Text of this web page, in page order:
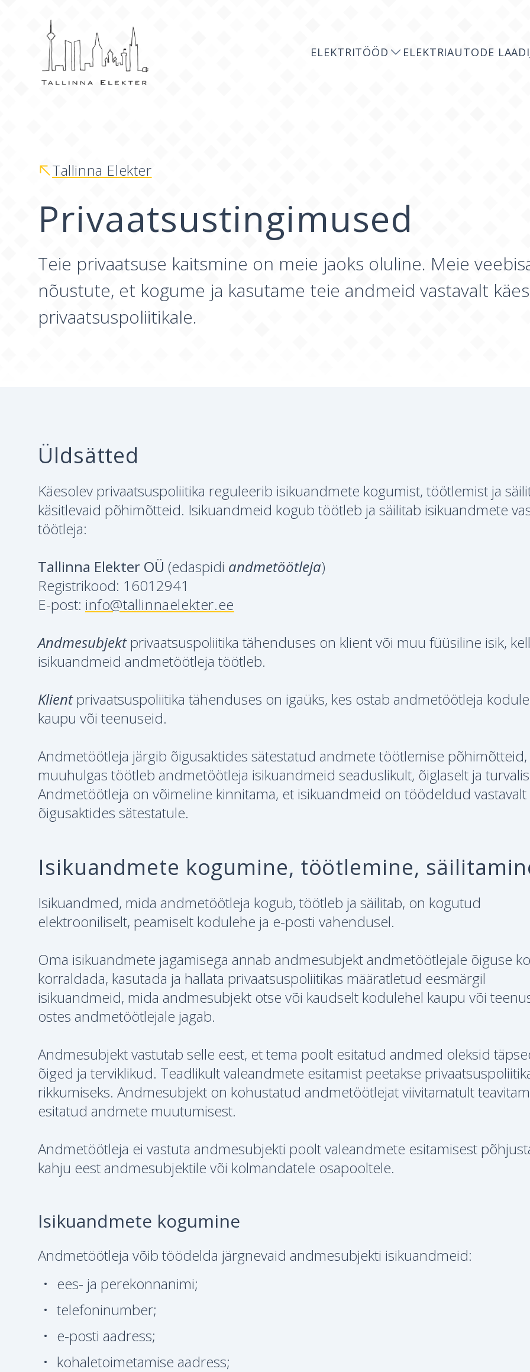
ELEKTRITÖÖD ELEKTRIAUTODE
Tallinna Elekter
Privaatsustingimused
Teie privaatsuse kaitsmine on meie jaoks oluline. Meie
nõustute, et kogume ja kasutame teie andmeid vastavalt
privaatsuspoliitikale.
Üldsätted
Käesolev privaatsuspoliitika reguleerib isikuandmete kogumist, töötlemist ja
käsitlevaid põhimõtteid. Isikuandmeid kogub töötleb ja säilitab isikuandmete
töötleja:
Tallinna Elekter OÜ (edaspidi andmetöötleja)
Registrikood: 16012941
E-post: info@tallinnaelekter.ee
Andmesubjektprivaatsuspoliitika tähenduses on klient või muu füüsiline isik,
isikuandmeid andmetöötleja töötleb.
Klientprivaatsuspoliitika tähenduses on igaüks, kes ostab andmetöötleja
kaupu või teenuseid.
Andmetöötleja järgib õigusaktides sätestatud andmete töötlemise põhimõtteid,
muuhulgas töötleb andmetöötleja isikuandmeid seaduslikult, õiglaselt ja
Andmetöötleja on võimeline kinnitama, et isikuandmeid on töödeldud vastavalt
õigusaktides sätestatule.
Isikuandmete kogumine, töötlemine,
Isikuandmed, mida andmetöötleja kogub, töötleb ja säilitab, on kogutud
elektrooniliselt, peamiselt kodulehe ja e-posti vahendusel.
Oma isikuandmete jagamisega annab andmesubjekt andmetöötlejale õiguse
korraldada, kasutada ja hallata privaatsuspoliitikas määratletud eesmärgil
isikuandmeid, mida andmesubjekt otse või kaudselt kodulehel kaupu või
ostes andmetöötlejale jagab.
Andmesubjekt vastutab selle eest, et tema poolt esitatud andmed oleksid
õiged ja terviklikud. Teadlikult valeandmete esitamist peetakse
rikkumiseks. Andmesubjekt on kohustatud andmetöötlejat viivitamatult
esitatud andmete muutumisest.
Andmetöötleja ei vastuta andmesubjekti poolt valeandmete esitamisest
kahju eest andmesubjektile või kolmandatele osapooltele.
Isikuandmete kogumine
Andmetöötleja võib töödelda järgnevaid andmesubjekti isikuandmeid:
ees- ja perekonnanimi;
telefoninumber;
e-posti aadress;
kohaletoimetamise aadress;